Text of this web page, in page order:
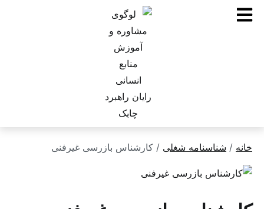
شغلی/ کارشناس بازرسی غیرفنی ‏